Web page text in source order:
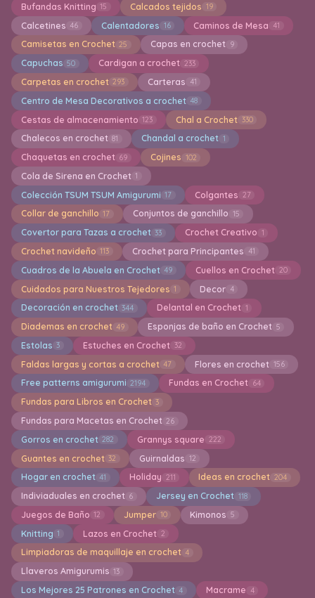
Bufandas Knitting 15 Calcados tejidos 19
Calcetines 46 Calentadores 16 Caminos de Mesa 41
Camisetas en Crochet 25 Capas en crochet 9
Capuchas 50 Cardigan a crochet 233
Carpetas en crochet 293 Carteras 41
Centro de Mesa Decorativos a crochet 48
Cestas de almacenamiento 123 Chal a Crochet 330
Chalecos en crochet 81 Chandal a crochet 1
Chaquetas en crochet 69 Cojines 102
Cola de Sirena en Crochet 1
Colección TSUM TSUM Amigurumi 17 Colgantes 27
Collar de ganchillo 17 Conjuntos de ganchillo 15
Covertor para Tazas a crochet 33 Crochet Creativo 1
Crochet navideño 113 Crochet para Principantes 41
Cuadros de la Abuela en Crochet 49 Cuellos en Crochet 20
Cuidados para Nuestros Tejedores 1 Decor 4
Decoración en crochet 344 Delantal en Crochet 1
Diademas en crochet 49 Esponjas de baño en Crochet 5
Estolas 3 Estuches en Crochet 32
Faldas largas y cortas a crochet 47 Flores en crochet 156
Free patterns amigurumi 2194 Fundas en Crochet 64
Fundas para Libros en Crochet 3
Fundas para Macetas en Crochet 26
Gorros en crochet 282 Grannys square 222
Guantes en crochet 32 Guirnaldas 12
Hogar en crochet 41 Holiday 211 Ideas en crochet 204
Indiviaduales en crochet 6 Jersey en Crochet 118
Juegos de Baño 12 Jumper 10 Kimonos 5
Knitting 1 Lazos en Crochet 2
Limpiadoras de maquillaje en crochet 4
Llaveros Amigurumis 13
Los Mejores 25 Patrones en Crochet 4 Macrame 4